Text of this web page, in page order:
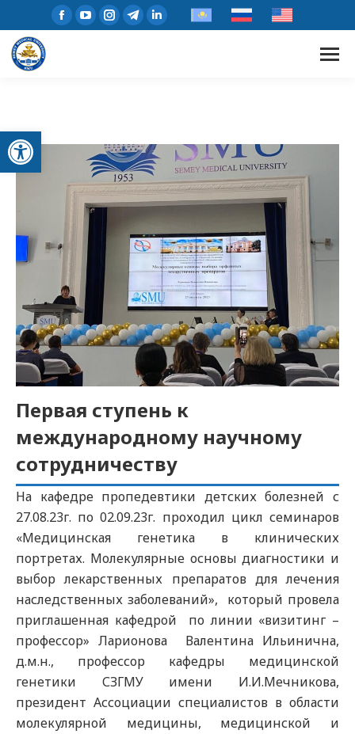
Открыть панель инструментов
Первая ступень к
международному научному
сотрудничеству
На кафедре пропедевтики детских болезней с
27.08.23г. по 02.09.23г. проходил цикл семинаров
«Медицинская генетика в клинических
портретах. Молекулярные основы диагностики и
выбор лекарственных препаратов для лечения
наследственных заболеваний», который провела
приглашенная кафедрой по линии «визитинг –
профессор» Ларионова Валентина Ильинична,
д.м.н., профессор кафедры медицинской
генетики СЗГМУ имени И.И.Мечникова,
президент Ассоциации специалистов в области
молекулярной медицины, медицинской и